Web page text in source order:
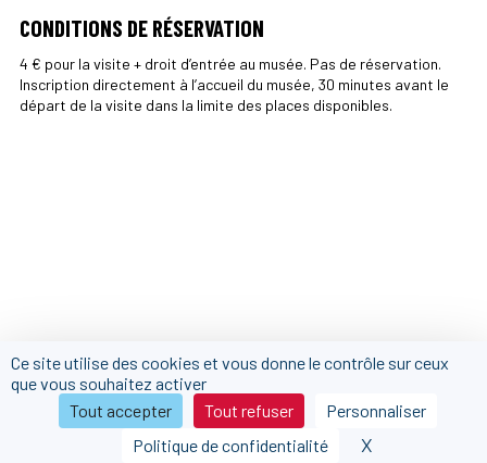
Ce site utilise des cookies et vous donne le contrôle sur ceux
que vous souhaitez activer
Tout accepter
Tout refuser
Personnaliser
Politique de confidentialité
X
CONDITIONS DE RÉSERVATION
4 € pour la visite + droit d’entrée au musée. Pas de réservation.
Inscription directement à l’accueil du musée, 30 minutes avant le
départ de la visite dans la limite des places disponibles.